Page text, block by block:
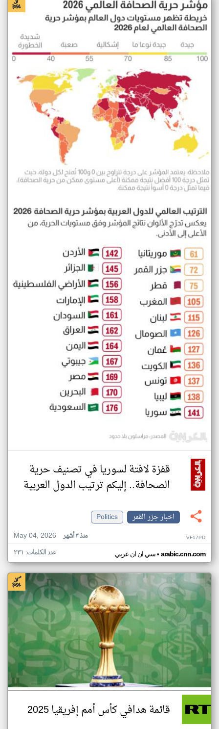
قفزة لافتة لسوريا في تصنيف حرية
الصحافة.. إليكم ترتيب الدول العربية
اخبار جزر القمر
Politics
May 04, 2026
منذ ٣ أشهر VF17PD
سي ان ان عربي• arabic.cnn.com عدد الكلمات: ٢٣١
قائمة هدافي كأس أمم إفريقيا 2025